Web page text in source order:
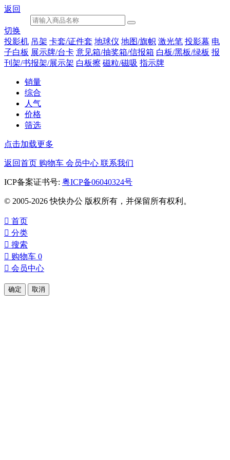
返回
切换
投影机 吊架 卡套/证件套 地球仪 地图/旗帜 激光笔 投影幕 电
子白板 展示牌/台卡 意见箱/抽奖箱/信报箱 白板/黑板/绿板 报
刊架/书报架/展示架 白板擦 磁粒/磁吸 指示牌
销量
综合
人气
价格
筛选
点击加载更多
返回首页 购物车 会员中心 联系我们
ICP备案证书号: 粤ICP备06040324号
© 2005-2026 快快办公 版权所有，并保留所有权利。
 首页
 分类
 搜索
 购物车 0
 会员中心
确定 取消